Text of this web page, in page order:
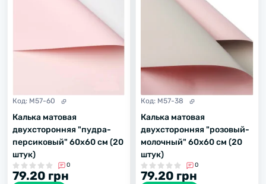
Код: M57-60
Калька матовая
двухсторонняя "пудра-
персиковый" 60х60 см (20
штук)
0
79.20 грн
Код: M57-38
Калька матовая
двухсторонняя "розовый-
молочный" 60х60 см (20
штук)
0
79.20 грн